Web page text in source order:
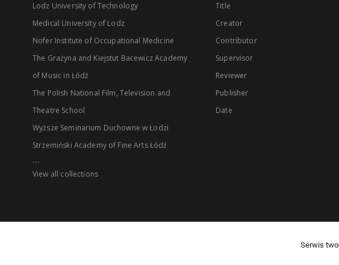
Lodz University of Technology
Medical University of Lodz
Nofer Institute of Occupational Medicine
The Grażyna and Kiejstut Bacewicz Academy
of Music in Łódź
The Polish National Film, Television and
Theatre School
Wyższe Seminarium Duchowne w Łodzi
Strzemiński Academy of Fine Arts Łódź
...
View all collections
Title
Creator
Contributor
Supervisor
Reviewer
Publisher
Date
Serwis